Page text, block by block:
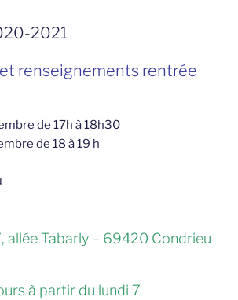
2021
renseignements rentrée
de 17h à 18h30
de 18 à 19 h
allée Tabarly – 69420 Condrieu
à partir du lundi 7